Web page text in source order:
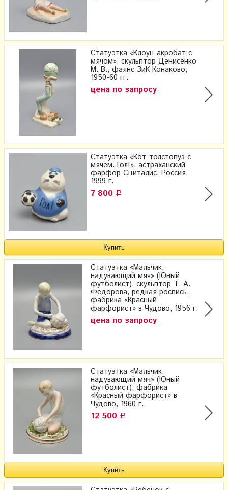
Статуэтка «Клоун-акробат с
мячом», скульптор Денисенко
М. В., фаянс ЗиК Конаково,
1950-60 гг.
цена по запросу
Статуэтка «Кот-толстопуз с
мячем. Гол!», астраханский
фарфор Сциталис, Россия,
1999 г.
7 800 Р
Статуэтка «Мальчик,
надувающий мяч» (Юный
футболист), скульптор Т. А.
Федорова, редкая роспись,
фабрика «Красный
фарфорист» в Чудово, 1956 г.
цена по запросу
Статуэтка «Мальчик,
надувающий мяч» (Юный
футболист), фабрика
«Красный фарфорист» в
Чудово, 1960 г.
12 500 Р